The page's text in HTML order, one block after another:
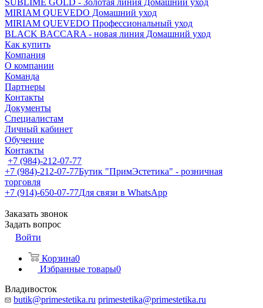
SUBLIME GOLD - Золотая линия Домашний уход
MIRIAM QUEVEDO Домашний уход
MIRIAM QUEVEDO Профессиональный уход
BLACK BACCARA - новая линия Домашний уход
Как купить
Компания
О компании
Команда
Партнеры
Контакты
Документы
Специалистам
Личный кабинет
Обучение
Контакты
+7 (984)-212-07-77
+7 (984)-212-07-77Бутик "ПримЭстетика" - розничная
торговля
+7 (914)-650-07-77Для связи в WhatsApp
Заказать звонок
Задать вопрос
Войти
Корзина0
Избранные товары0
Владивосток
butik@primestetika.ru primestetika@primestetika.ru